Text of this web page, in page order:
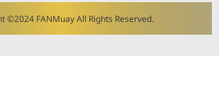
©2024 FANMuay All Rights Reserved.